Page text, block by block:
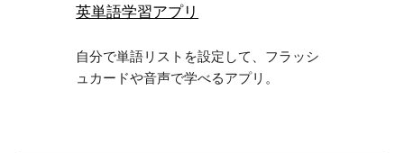
英単語学習アプリ
自分で単語リストを設定して、フラッシ
ュカードや音声で学べるアプリ。